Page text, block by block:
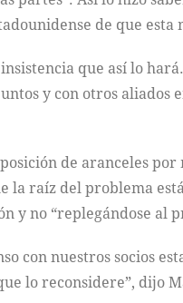
de que
que así lo
y con otros aliados
de aranceles
la raíz del problema
y no “replegándose al
con nuestros socios
lo reconsidere”, dijo